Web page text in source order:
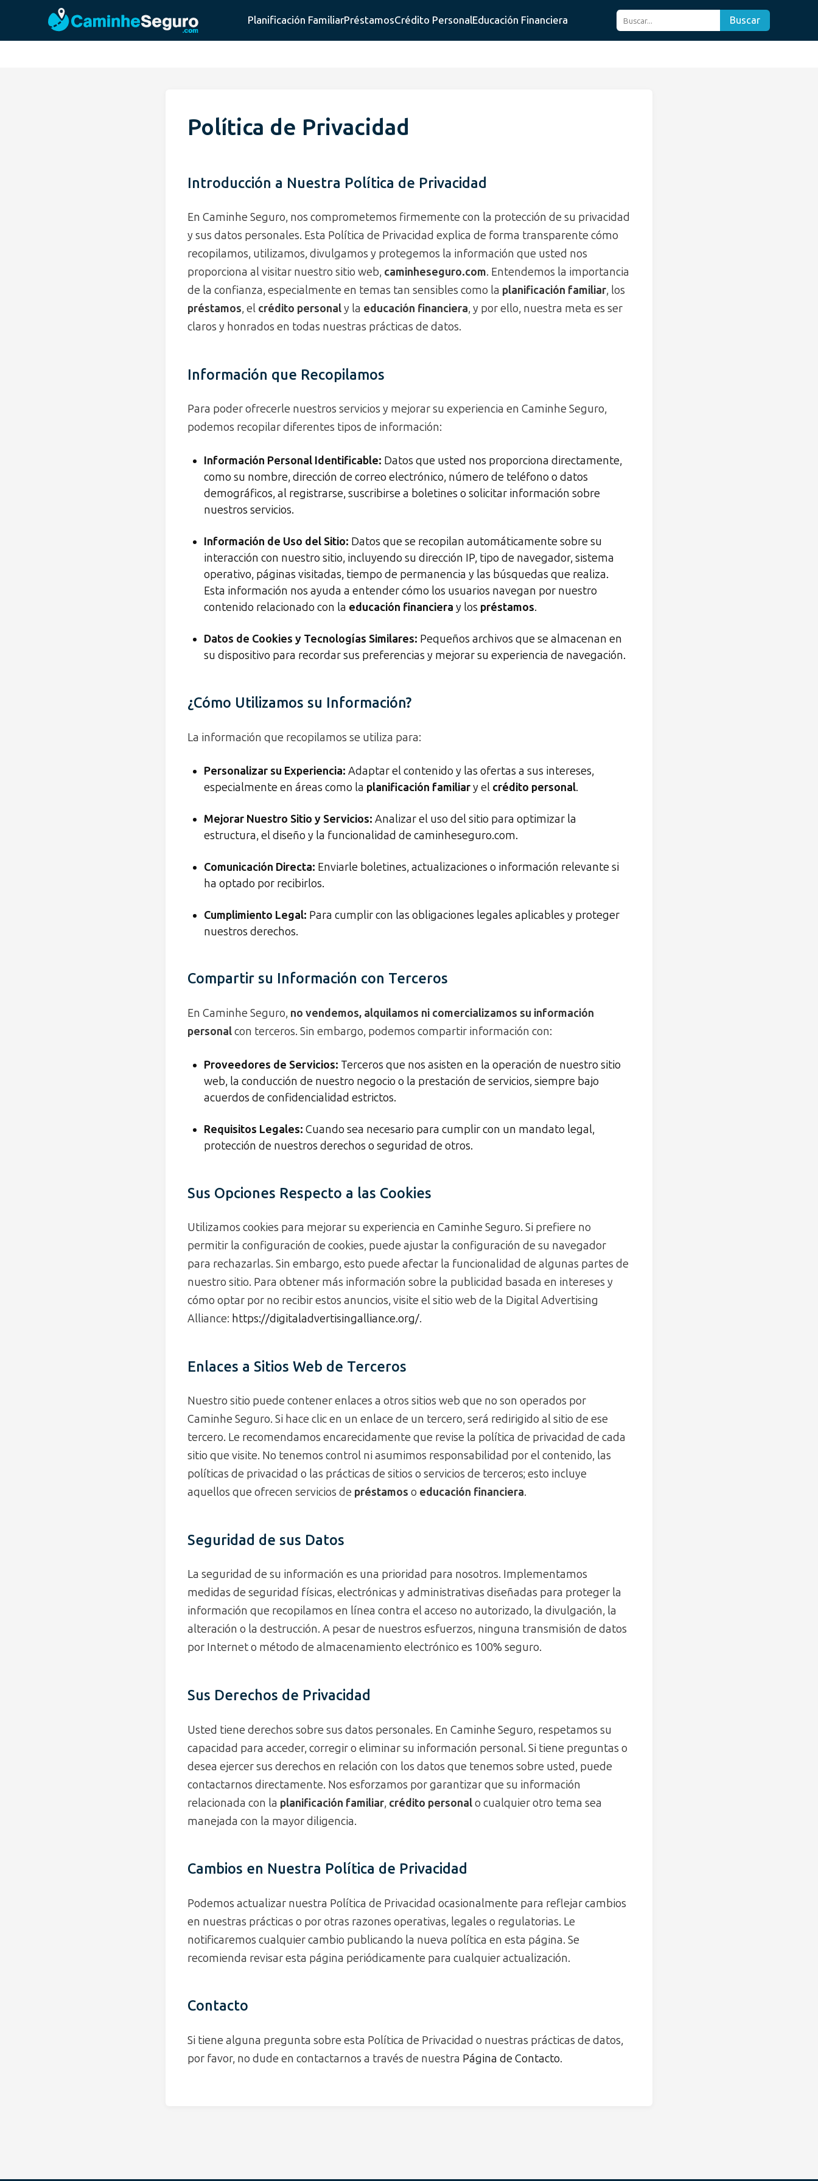
Planificación FamiliarPréstamosCrédito PersonalEducación Financiera Buscar
Política de Privacidad
Introducción a Nuestra Política de Privacidad
En Caminhe Seguro, nos comprometemos firmemente con la protección de su privacidad
y sus datos personales. Esta Política de Privacidad explica de forma transparente cómo
recopilamos, utilizamos, divulgamos y protegemos la información que usted nos
proporciona al visitar nuestro sitio web, caminheseguro.com. Entendemos la importancia
de la confianza, especialmente en temas tan sensibles como la planificación familiar, los
préstamos, el crédito personaly la educación financiera, y por ello, nuestra meta es ser
claros y honrados en todas nuestras prácticas de datos.
Información que Recopilamos
Para poder ofrecerle nuestros servicios y mejorar su experiencia en Caminhe Seguro,
podemos recopilar diferentes tipos de información:
Información Personal Identificable: Datos que usted nos proporciona directamente,
como su nombre, dirección de correo electrónico, número de teléfono o datos
demográficos, al registrarse, suscribirse a boletines o solicitar información sobre
nuestros servicios.
Información de Uso del Sitio: Datos que se recopilan automáticamente sobre su
interacción con nuestro sitio, incluyendo su dirección IP, tipo de navegador, sistema
operativo, páginas visitadas, tiempo de permanencia y las búsquedas que realiza.
Esta información nos ayuda a entender cómo los usuarios navegan por nuestro
contenido relacionado con la educación financiera y los préstamos.
Datos de Cookies y Tecnologías Similares: Pequeños archivos que se almacenan en
su dispositivo para recordar sus preferencias y mejorar su experiencia de navegación.
¿Cómo Utilizamos su Información?
La información que recopilamos se utiliza para:
Personalizar su Experiencia: Adaptar el contenido y las ofertas a sus intereses,
especialmente en áreas como la planificación familiary el crédito personal.
Mejorar Nuestro Sitio y Servicios: Analizar el uso del sitio para optimizar la
estructura, el diseño y la funcionalidad de caminheseguro.com.
Comunicación Directa: Enviarle boletines, actualizaciones o información relevante si
ha optado por recibirlos.
Cumplimiento Legal: Para cumplir con las obligaciones legales aplicables y proteger
nuestros derechos.
Compartir su Información con Terceros
En Caminhe Seguro, no vendemos, alquilamos ni comercializamos su información
personalcon terceros. Sin embargo, podemos compartir información con:
Proveedores de Servicios: Terceros que nos asisten en la operación de nuestro sitio
web, la conducción de nuestro negocio o la prestación de servicios, siempre bajo
acuerdos de confidencialidad estrictos.
Requisitos Legales: Cuando sea necesario para cumplir con un mandato legal,
protección de nuestros derechos o seguridad de otros.
Sus Opciones Respecto a las Cookies
Utilizamos cookies para mejorar su experiencia en Caminhe Seguro. Si prefiere no
permitir la configuración de cookies, puede ajustar la configuración de su navegador
para rechazarlas. Sin embargo, esto puede afectar la funcionalidad de algunas partes de
nuestro sitio. Para obtener más información sobre la publicidad basada en intereses y
cómo optar por no recibir estos anuncios, visite el sitio web de la Digital Advertising
Alliance: https://digitaladvertisingalliance.org/.
Enlaces a Sitios Web de Terceros
Nuestro sitio puede contener enlaces a otros sitios web que no son operados por
Caminhe Seguro. Si hace clic en un enlace de un tercero, será redirigido al sitio de ese
tercero. Le recomendamos encarecidamente que revise la política de privacidad de cada
sitio que visite. No tenemos control ni asumimos responsabilidad por el contenido, las
políticas de privacidad o las prácticas de sitios o servicios de terceros; esto incluye
aquellos que ofrecen servicios de préstamos o educación financiera.
Seguridad de sus Datos
La seguridad de su información es una prioridad para nosotros. Implementamos
medidas de seguridad físicas, electrónicas y administrativas diseñadas para proteger la
información que recopilamos en línea contra el acceso no autorizado, la divulgación, la
alteración o la destrucción. A pesar de nuestros esfuerzos, ninguna transmisión de datos
por Internet o método de almacenamiento electrónico es 100% seguro.
Sus Derechos de Privacidad
Usted tiene derechos sobre sus datos personales. En Caminhe Seguro, respetamos su
capacidad para acceder, corregir o eliminar su información personal. Si tiene preguntas o
desea ejercer sus derechos en relación con los datos que tenemos sobre usted, puede
contactarnos directamente. Nos esforzamos por garantizar que su información
relacionada con la planificación familiar, crédito personalo cualquier otro tema sea
manejada con la mayor diligencia.
Cambios en Nuestra Política de Privacidad
Podemos actualizar nuestra Política de Privacidad ocasionalmente para reflejar cambios
en nuestras prácticas o por otras razones operativas, legales o regulatorias. Le
notificaremos cualquier cambio publicando la nueva política en esta página. Se
recomienda revisar esta página periódicamente para cualquier actualización.
Contacto
Si tiene alguna pregunta sobre esta Política de Privacidad o nuestras prácticas de datos,
por favor, no dude en contactarnos a través de nuestra Página de Contacto.